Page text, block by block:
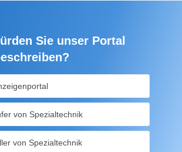
Sie unser Portal
von Spezialtechnik
von Spezialtechnik